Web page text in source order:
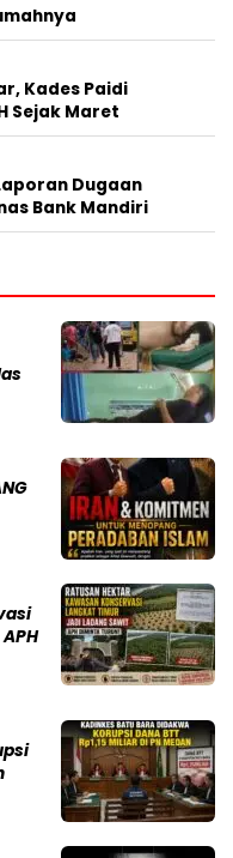
Kades Paidi
Sejak Maret
Dugaan
Bank Mandiri